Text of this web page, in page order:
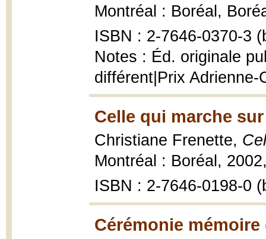
Montréal : Boréal,
ISBN : 2-7646-0370-3
Notes : Éd. originale
différent|Prix Adrienne-
Celle qui marche
Christiane Frenette,
Montréal : Boréal,
ISBN : 2-7646-0198-0
Cérémonie mémoire